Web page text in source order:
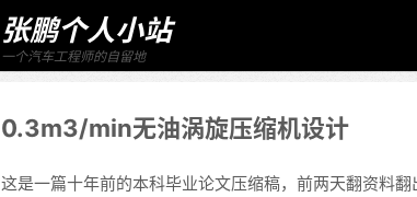
张鹏个人小站
一个汽车工程师的自留地
0.3m3/min无油涡旋压缩机设计
这是一篇十年前的本科毕业论文压缩稿，前两天翻资料